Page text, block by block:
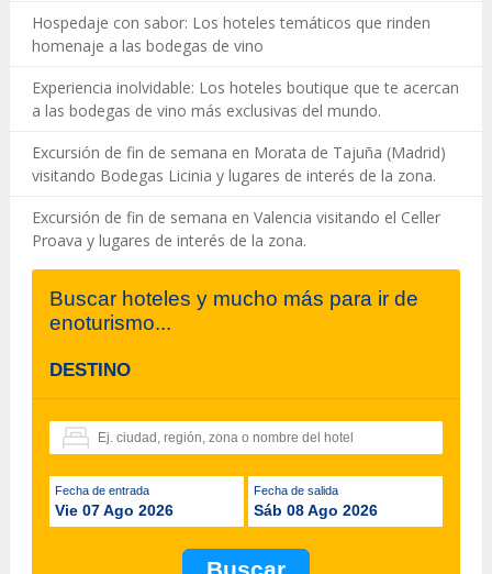
Hospedaje con sabor: Los hoteles temáticos que rinden
homenaje a las bodegas de vino
Experiencia inolvidable: Los hoteles boutique que te acercan
a las bodegas de vino más exclusivas del mundo.
Excursión de fin de semana en Morata de Tajuña (Madrid)
visitando Bodegas Licinia y lugares de interés de la zona.
Excursión de fin de semana en Valencia visitando el Celler
Proava y lugares de interés de la zona.
Buscar hoteles y mucho más para ir de
enoturismo...
DESTINO
Fecha de entrada
Vie 07 Ago 2026
Fecha de salida
Sáb 08 Ago 2026